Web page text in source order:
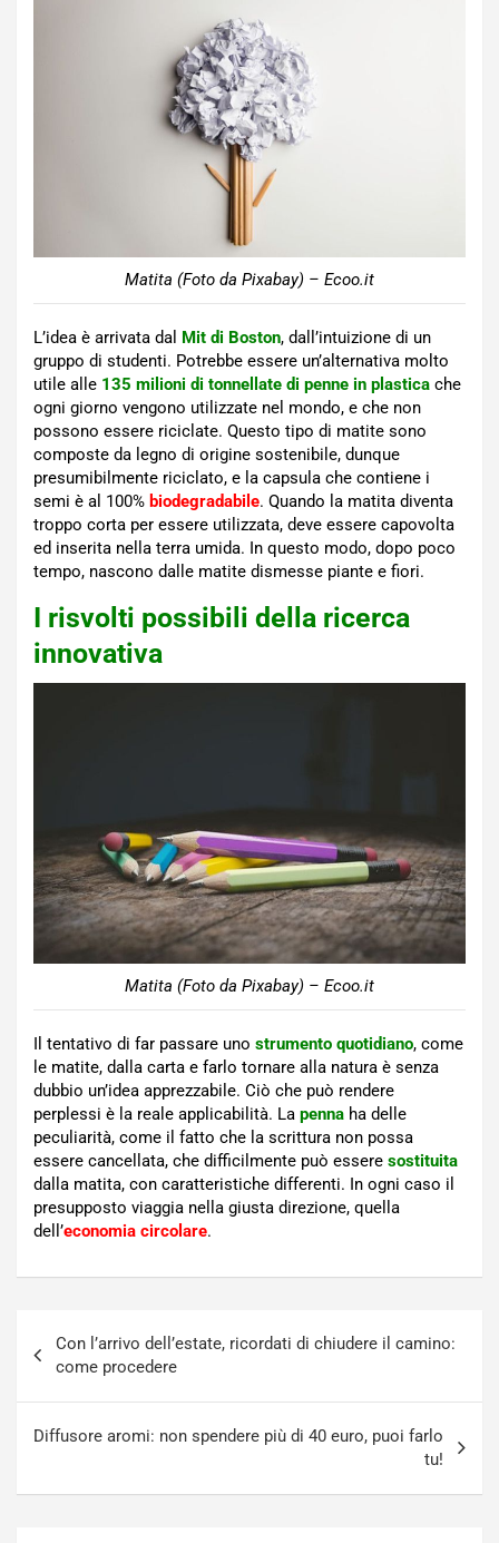
Matita (Foto da Pixabay) – Ecoo.it
L’idea è arrivata dal Mit di Boston, dall’intuizione di un
gruppo di studenti. Potrebbe essere un’alternativa molto
utile alle 135 milioni di tonnellate di penne in plastica che
ogni giorno vengono utilizzate nel mondo, e che non
possono essere riciclate. Questo tipo di matite sono
composte da legno di origine sostenibile, dunque
presumibilmente riciclato, e la capsula che contiene i
semi è al 100% biodegradabile. Quando la matita diventa
troppo corta per essere utilizzata, deve essere capovolta
ed inserita nella terra umida. In questo modo, dopo poco
tempo, nascono dalle matite dismesse piante e fiori.
I risvolti possibili della ricerca
innovativa
Matita (Foto da Pixabay) – Ecoo.it
Il tentativo di far passare uno strumento quotidiano, come
le matite, dalla carta e farlo tornare alla natura è senza
dubbio un’idea apprezzabile. Ciò che può rendere
perplessi è la reale applicabilità. La penna ha delle
peculiarità, come il fatto che la scrittura non possa
essere cancellata, che difficilmente può essere sostituita
dalla matita, con caratteristiche differenti. In ogni caso il
presupposto viaggia nella giusta direzione, quella
dell’economia circolare.
articoli
Con l’arrivo dell’estate, ricordati di chiudere il camino:
come procedere
Diffusore aromi: non spendere più di 40 euro, puoi farlo
tu!